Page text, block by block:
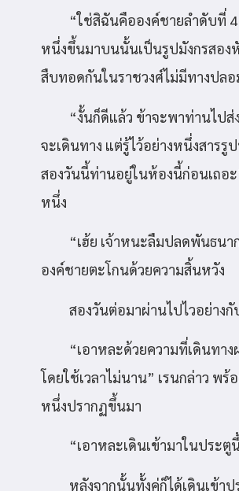
“ใช่สิฉันคือองค์ชายลำดับที่
หนึ่งขึ้นมาบนนั้นเป็นรูปมังกรสอง
สืบทอดกันในราชวงศ์ไม่มีทางปลอ
“งั้นก็ดีแล้ว ข้าจะพาท่านไป
จะเดินทาง แต่รู้ไว้อย่างหนึ่งสาร
สองวันนี้ท่านอยู่ในห้องนี้ก่อนเถอะ
หนึ่ง
“เฮ้ย เจ้าหนะลืมปลดพันธน
องค์ชายตะโกนด้วยความสิ้นหวัง
สองวันต่อมาผ่านไปไวอย่างกั
“เอาหละด้วยความที่เดินทา
โดยใช้เวลาไม่นาน” เรนกล่าว พ
หนึ่งปรากฏขึ้นมา
“เอาหละเดินเข้ามาในประตู
หลังจากนั้นทั้งคู่ก็ได้เดินเข้าป